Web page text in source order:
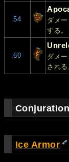
54 ダメー
する。
60 ダメ
される
Ice Armor